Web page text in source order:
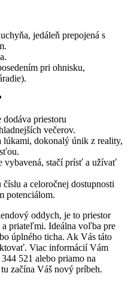
jedáleň prepojená s
pri ohnisku,
priestoru
večerov.
lúkami, dokonalý únik z reality,
vybavená, stačí prísť a užívať
a celoročnej dostupnosti
potenciálom.
oddych, je to priestor
a priateľmi. Ideálna voľba pre
úplného ticha. Ak Vás táto
Viac informácií Vám
521 alebo priamo na
začína Váš nový príbeh.